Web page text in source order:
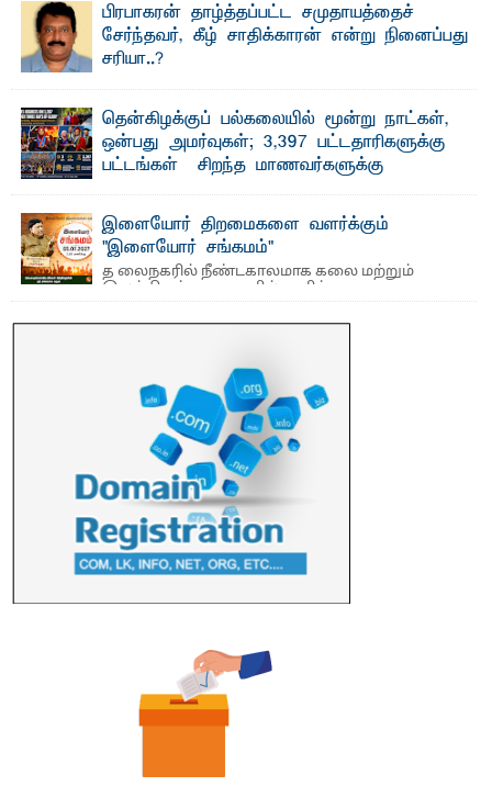
பாண்டிருப்பு ...பிரபாகரன் தாழ்த்தப்பட்ட சமுதாயத்தைச்
சேர்ந்தவர், கீழ் சாதிக்காரன் என்று நினைப்பது
சரியா..?
தென்கிழக்குப் பல்கலையில் மூன்று நாட்கள்,
ஒன்பது அமர்வுகள்; 3,397 பட்டதாரிகளுக்கு
பட்டங்கள் – சிறந்த மாணவர்களுக்கு
மற்றும் சிறப்புப் பரிசுகள்
எம்.வை. அமீர்- ஒ லுவிலில் அமைந்துள்ள தென்கிழக்குப்
பல்கலைக்கழகத்தின் 18ஆவது பொதுப் பட்டமளிப்பு விழா ...
இளையோர் திறமைகளை வளர்க்கும்
"இளையோர் சங்கமம்"
த லைநகரில் நீண்டகாலமாக கலை மற்றும்
இலக்கியத் துறைகளில் தனித்துவமான
பணிகளை முன்னெடுத்து வரும் புதிய ...